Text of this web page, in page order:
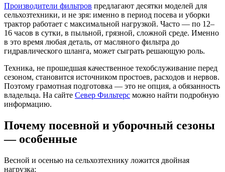
Производители фильтров предлагают десятки моделей для
сельхозтехники, и не зря: именно в период посева и уборки
трактор работает с максимальной нагрузкой. Часто — по 12–
16 часов в сутки, в пыльной, грязной, сложной среде. Именно
в это время любая деталь, от масляного фильтра до
гидравлического шланга, может сыграть решающую роль.
Техника, не прошедшая качественное техобслуживание перед
сезоном, становится источником простоев, расходов и нервов.
Поэтому грамотная подготовка — это не опция, а обязанность
владельца. На сайте Север Фильтерс можно найти подробную
информацию.
Почему посевной и уборочный сезоны
— особенные
Весной и осенью на сельхозтехнику ложится двойная
нагрузка: